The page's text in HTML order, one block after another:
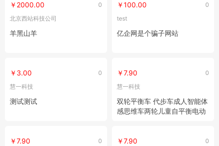
0
￥2000.00
北京西站科技公司
羊黑山羊
0
￥100.00
test
亿企网是个骗子网站
0
￥3.00
慧一科技
测试测试
0
￥7.90
慧一科技
双轮平衡车 代步车成人智能体
感思维车两轮儿童自平衡电动
0
￥7.90 0
￥7.90